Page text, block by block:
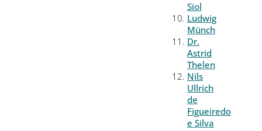
Siol
Ludwig
Münch
Dr.
Astrid
Thelen
Nils
Ullrich
de
Figueiredo
e Silva